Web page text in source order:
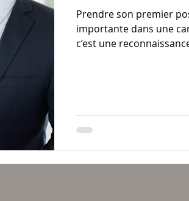
Prendre son premier
importante dans une
c’est une